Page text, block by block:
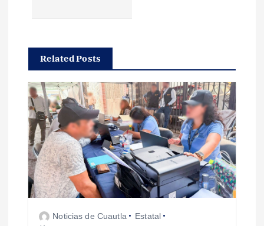
a
c
ó
n
d
Related Posts
Noticias de Cuautla
Estatal